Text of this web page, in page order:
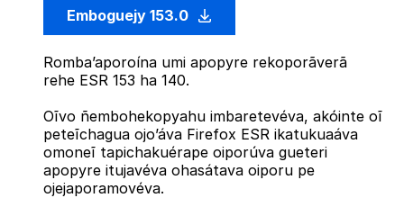
Emboguejy 153.0
Romba’aporoína umi apopyre rekoporãverã
rehe ESR 153 ha 140.
Oĩvo ñembohekopyahu imbaretevéva, akóinte oĩ
peteĩchagua ojo’áva Firefox ESR ikatukuaáva
omoneĩ tapichakuérape oiporúva gueteri
apopyre itujavéva ohasátava oiporu pe
ojejaporamovéva.